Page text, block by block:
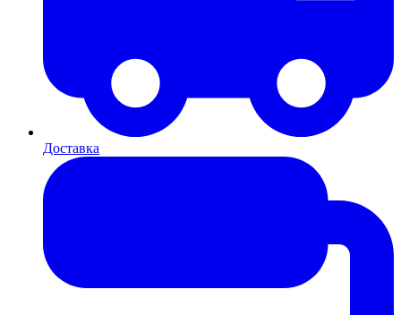
Доставка